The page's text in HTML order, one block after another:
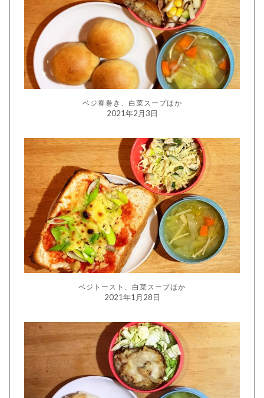
ベジ春巻き、白菜スープほか
2021年2月3日
ベジトースト、白菜スープほか
2021年1月28日